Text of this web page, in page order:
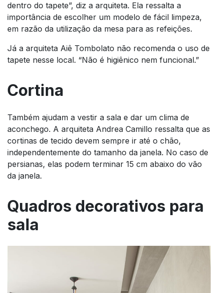
dentro do tapete”, diz a arquiteta. Ela ressalta a
importância de escolher um modelo de fácil limpeza,
em razão da utilização da mesa para as refeições.
Já a arquiteta Aiê Tombolato não recomenda o uso de
tapete nesse local. “Não é higiênico nem funcional.”
Cortina
Também ajudam a vestir a sala e dar um clima de
aconchego. A arquiteta Andrea Camillo ressalta que as
cortinas de tecido devem sempre ir até o chão,
independentemente do tamanho da janela. No caso de
persianas, elas podem terminar 15 cm abaixo do vão
da janela.
Quadros decorativos para
sala